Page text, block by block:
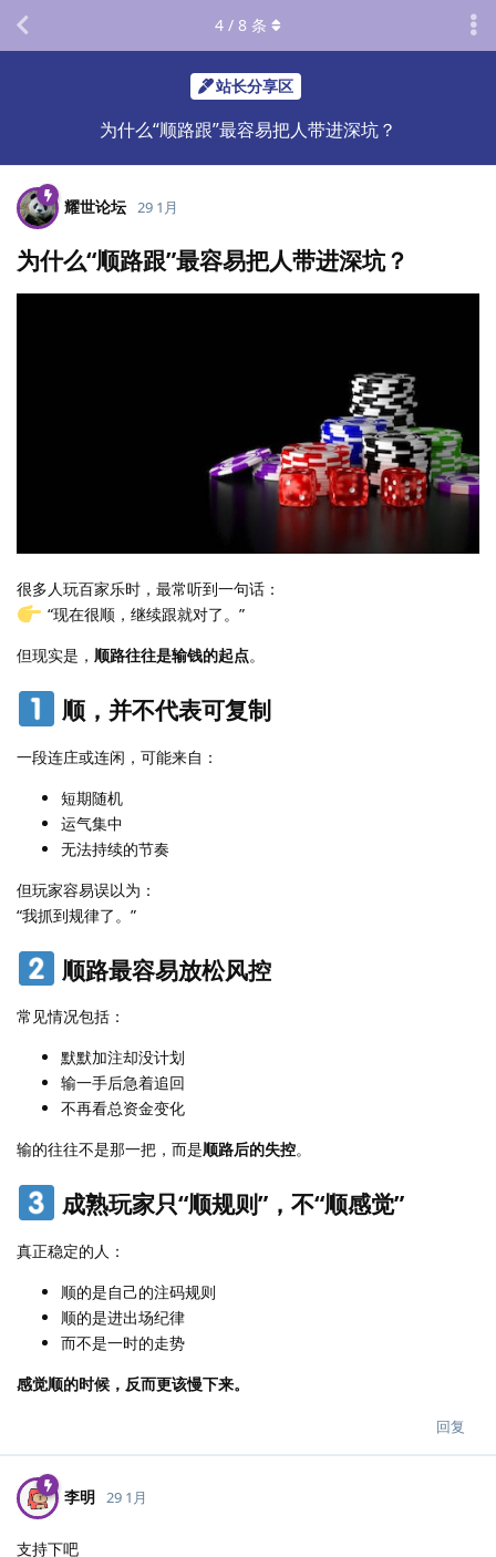
站长分享区
为什么“顺路跟”最容易把人带进深坑？
4 / 8 条
耀世论坛 29 1月
为什么“顺路跟”最容易把人带进深坑？
很多人玩百家乐时，最常听到一句话：
“现在很顺，继续跟就对了。”
但现实是， 顺路往往是输钱的起点。
顺，并不代表可复制
一段连庄或连闲，可能来自：
短期随机
运气集中
无法持续的节奏
但玩家容易误以为：
“我抓到规律了。”
顺路最容易放松风控
常见情况包括：
默默加注却没计划
输一手后急着追回
不再看总资金变化
输的往往不是那一把，而是顺路后的失控。
成熟玩家只“顺规则”，不“顺感觉”
真正稳定的人：
顺的是自己的注码规则
顺的是进出场纪律
而不是一时的走势
感觉顺的时候，反而更该慢下来。
回复
李明 29 1月
支持下吧